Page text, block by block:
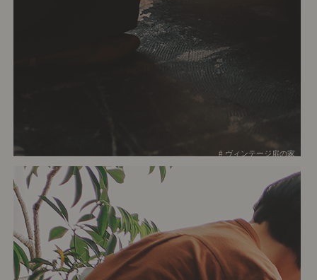
# ヴィンテージ扉の家